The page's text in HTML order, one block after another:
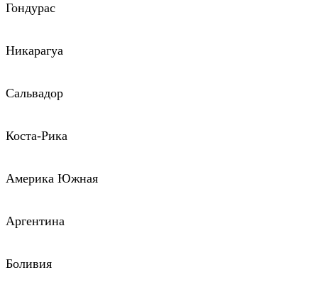
Гондурас
Никарагуа
Сальвадор
Коста-Рика
Америка Южная
Аргентина
Боливия